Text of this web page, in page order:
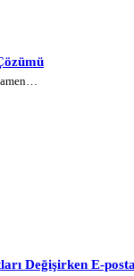
Değişirken E-